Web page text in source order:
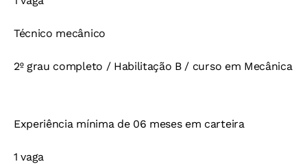
Técnico mecânico
2º grau completo / Habilitação B / curso em Mecânica
Experiência mínima de 06 meses em carteira
1 vaga